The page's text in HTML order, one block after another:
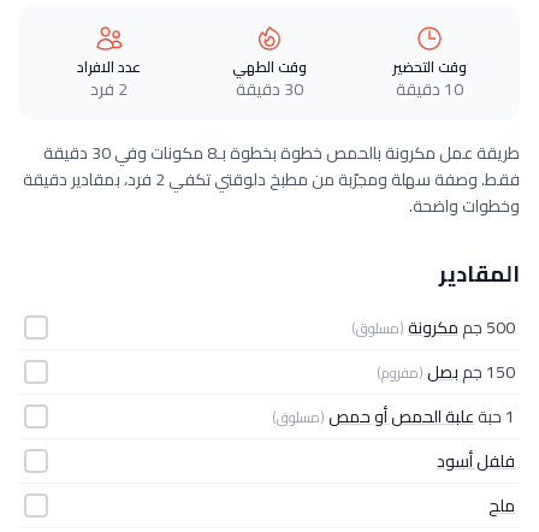
وقت التحضير
10 دقيقة
وقت الطهي
30 دقيقة
عدد الافراد
2 فرد
طريقة عمل مكرونة بالحمص خطوة بخطوة بـ8 مكونات وفي 30 دقيقة
فقط. وصفة سهلة ومجرّبة من مطبخ دلوقتي تكفي 2 فرد، بمقادير دقيقة
وخطوات واضحة.
المقادير
500 جم مكرونة(مسلوق)
150 جم بصل(مفروم)
1 حبة علبة الحمص أو حمص(مسلوق)
فلفل أسود
ملح